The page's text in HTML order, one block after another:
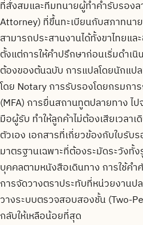
ที่สั่งสมและทีมทนายผู้ทำคำรับรอง
Attorney) ที่ขึ้นทะเบียนกับสภาทนา
สามารถประสานงานได้ทั้งขาไทยแ
ตั้งแต่การให้คำปรึกษาก่อนเริ่มดำเ
ต้องของต้นฉบับ การแปลโดยนักแป
โดย Notary การรับรองโดยกรมกา
(MFA) การยื่นสถานทูตปลายทาง ไ
มือผู้รับ ทำให้ลูกค้าไม่ต้องเสียเวลา
ตัวเอง เอกสารที่เกี่ยวข้องกับใบรับ
มาตรฐานเฉพาะที่ต้องระมัดระวัง
บุคคลตามหนังสือเดินทาง การใช้ค
การจัดวางตราประทับที่หน่วยงานป
วางระบบตรวจสอบสองชั้น (Two-
กลับให้เหลือน้อยที่สุด